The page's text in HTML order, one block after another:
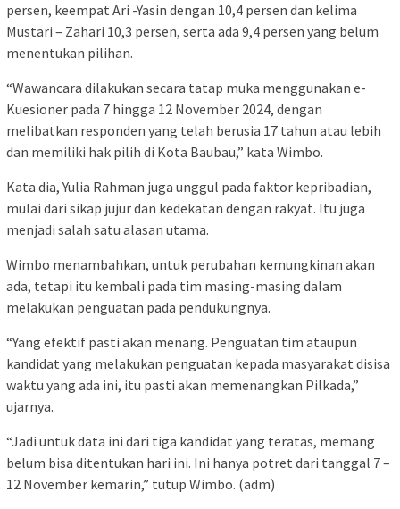
persen, keempat Ari -Yasin dengan 10,4 persen dan kelima
Mustari – Zahari 10,3 persen, serta ada 9,4 persen yang belum
menentukan pilihan.
“Wawancara dilakukan secara tatap muka menggunakan e-
Kuesioner pada 7 hingga 12 November 2024, dengan
melibatkan responden yang telah berusia 17 tahun atau lebih
dan memiliki hak pilih di Kota Baubau,” kata Wimbo.
Kata dia, Yulia Rahman juga unggul pada faktor kepribadian,
mulai dari sikap jujur dan kedekatan dengan rakyat. Itu juga
menjadi salah satu alasan utama.
Wimbo menambahkan, untuk perubahan kemungkinan akan
ada, tetapi itu kembali pada tim masing-masing dalam
melakukan penguatan pada pendukungnya.
“Yang efektif pasti akan menang. Penguatan tim ataupun
kandidat yang melakukan penguatan kepada masyarakat disisa
waktu yang ada ini, itu pasti akan memenangkan Pilkada,”
ujarnya.
“Jadi untuk data ini dari tiga kandidat yang teratas, memang
belum bisa ditentukan hari ini. Ini hanya potret dari tanggal 7 –
12 November kemarin,” tutup Wimbo. (adm)